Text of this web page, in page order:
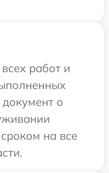
работ и
о
на все